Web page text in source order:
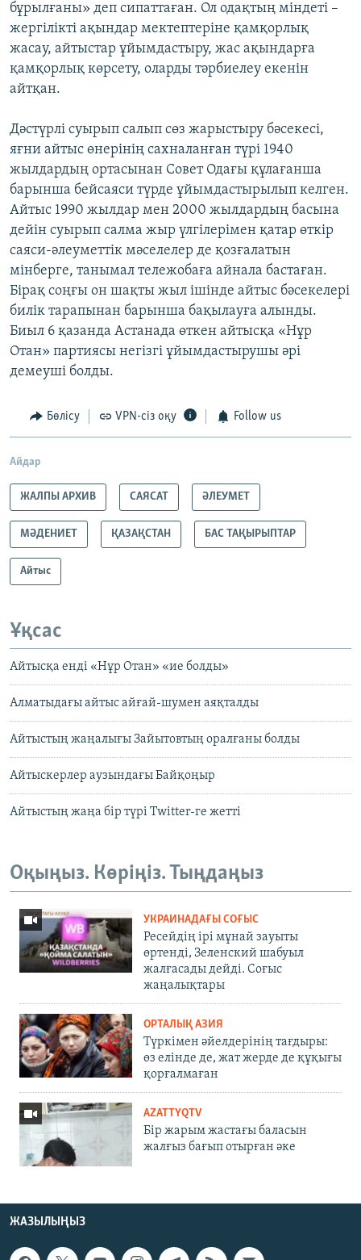
бұрылғаны» деп сипаттаған. Ол одақтың міндеті –
жергілікті ақындар мектептеріне қамқорлық
жасау, айтыстар ұйымдастыру, жас ақындарға
қамқорлық көрсету, оларды тәрбиелеу екенін
айтқан.
Дәстүрлі суырып салып сөз жарыстыру бәсекесі,
яғни айтыс өнерінің сахналанған түрі 1940
жылдардың ортасынан Совет Одағы құлағанша
барынша бейсаяси түрде ұйымдастырылып келген.
Айтыс 1990 жылдар мен 2000 жылдардың басына
дейін суырып салма жыр үлгілерімен қатар өткір
саяси-әлеуметтік мәселелер де қозғалатын
мінберге, танымал тележобаға айнала бастаған.
Бірақ соңғы он шақты жыл ішінде айтыс бәсекелері
билік тарапынан барынша бақылауға алынды.
Биыл 6 қазанда Астанада өткен айтысқа «Нұр
Отан» партиясы негізгі ұйымдастырушы әрі
демеуші болды.
Бөлісу VPN-сіз оқу Follow us
Айдар
ЖАЛПЫ АРХИВ САЯСАТ ӘЛЕУМЕТ
МӘДЕНИЕТ ҚАЗАҚСТАН БАС ТАҚЫРЫПТАР
Айтыс
Ұқсас
Айтысқа енді «Нұр Отан» «ие болды»
Алматыдағы айтыс айғай-шумен аяқталды
Айтыстың жаңалығы Зайытовтың оралғаны болды
Айтыскерлер аузындағы Байқоңыр
Айтыстың жаңа бір түрі Twitter-ге жетті
Оқыңыз. Көріңіз. Тыңдаңыз
УКРАИНАДАҒЫ СОҒЫС
Ресейдің ірі мұнай зауыты
өртенді, Зеленский шабуыл
жалғасады дейді. Соғыс
жаңалықтары
ОРТАЛЫҚ АЗИЯ
Түркімен әйелдерінің тағдыры:
өз елінде де, жат жерде де құқығы
қорғалмаған
AZATTYQTV
Бір жарым жастағы баласын
жалғыз бағып отырған әке
ЖАЗЫЛЫҢЫЗ